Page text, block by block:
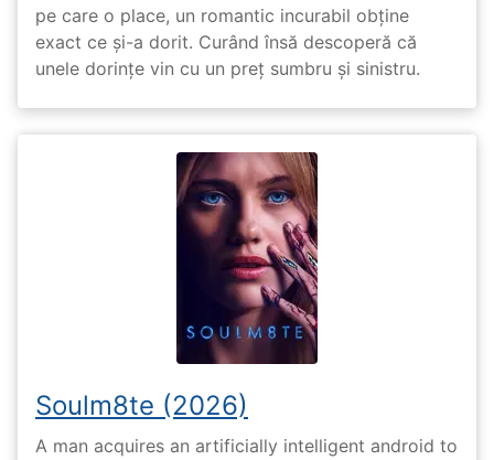
pe care o place, un romantic incurabil obține
exact ce și-a dorit. Curând însă descoperă că
unele dorințe vin cu un preț sumbru și sinistru.
Soulm8te (2026)
A man acquires an artificially intelligent android to